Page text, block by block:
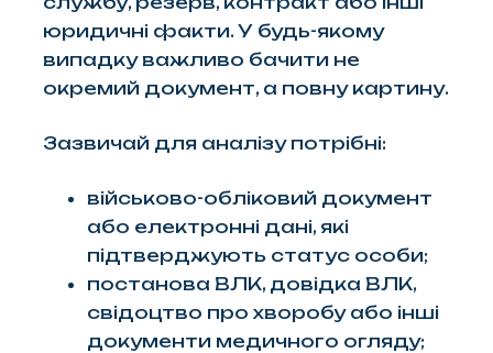
юридичні факти. У будь-якому
випадку важливо бачити не
окремий документ, а повну картину.
Зазвичай для аналізу потрібні:
військово-обліковий документ
або електронні дані, які
підтверджують статус особи;
постанова ВЛК, довідка ВЛК,
свідоцтво про хворобу або інші
документи медичного огляду;